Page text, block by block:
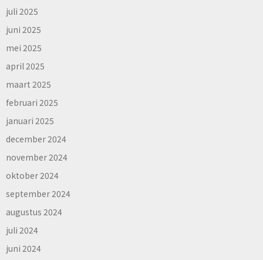
juli 2025
juni 2025
mei 2025
april 2025
maart 2025
februari 2025
januari 2025
december 2024
november 2024
oktober 2024
september 2024
augustus 2024
juli 2024
juni 2024